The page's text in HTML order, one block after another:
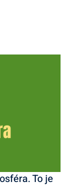
To je